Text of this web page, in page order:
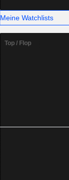
Meine Watchlists
Top / Flop